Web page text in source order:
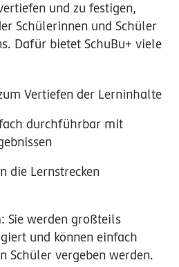
und zu festigen,
Schülerinnen und Schüler
Dafür bietet SchuBu+ viele
Vertiefen der Lerninhalte
durchführbar mit
die Lernstrecken
: Sie werden großteils
und können einfach
Schüler vergeben werden.